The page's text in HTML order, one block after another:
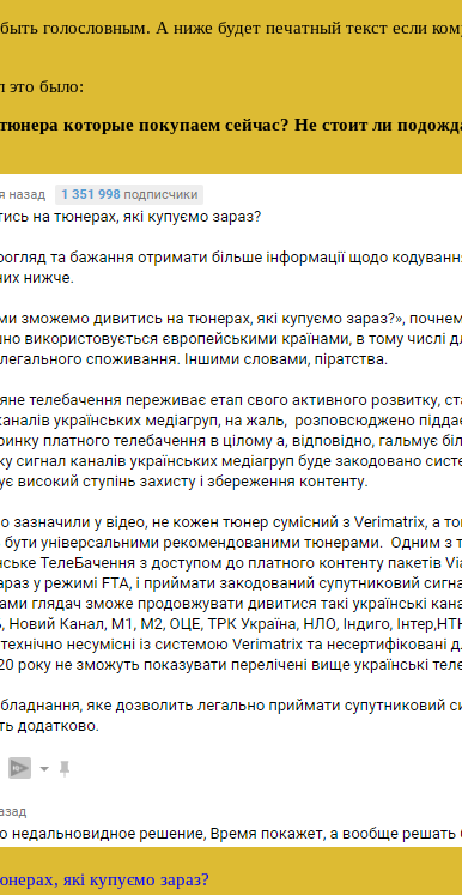
голословным. А ниже будет печатный текст если
это было:
которые покупаем сейчас? Не стоит ли
які купуємо зараз?